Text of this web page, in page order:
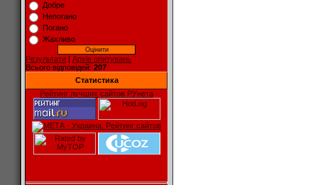
Добре
Непогано
Погано
Жахливо
Результати | Архів опитувань
Всього відповідей: 207
Статистика
Рейтинг лучших сайтов РУнета